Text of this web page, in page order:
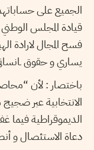
الجميع على
قيادة المجلس
فسح المجال لارادة
يساري و حقوق
باختصار : لأن
الانتخابية عبر
الديموقراطية فيما
دعاة الاستئصال و